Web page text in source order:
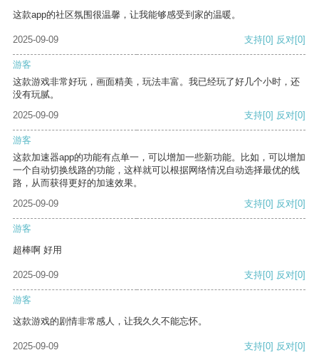
这款app的社区氛围很温馨，让我能够感受到家的温暖。
2025-09-09 支持[0] 反对[0]
游客
这款游戏非常好玩，画面精美，玩法丰富。我已经玩了好几个小时，还
没有玩腻。
2025-09-09
支持[0] 反对[0]
游客
这款加速器app的功能有点单一，可以增加一些新功能。比如，可以增加
一个自动切换线路的功能，这样就可以根据网络情况自动选择最优的线
路，从而获得更好的加速效果。
2025-09-09
支持[0] 反对[0]
游客
超棒啊 好用
2025-09-09 支持[0] 反对[0]
游客
这款游戏的剧情非常感人，让我久久不能忘怀。
2025-09-09 支持[0] 反对[0]